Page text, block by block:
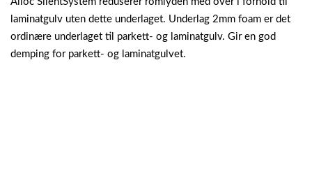
laminatgulv uten dette underlaget. Underlag 2mm foam er det
ordinære underlaget til parkett- og laminatgulv. Gir en god
demping for parkett- og laminatgulvet.